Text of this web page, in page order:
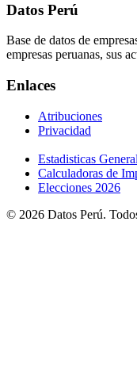
Datos Perú
Base de datos de
empresas peruanas, sus
Enlaces
Atribuciones
Privacidad
Estadisticas
Calculadoras de
Elecciones 2026
© 2026 Datos Perú.